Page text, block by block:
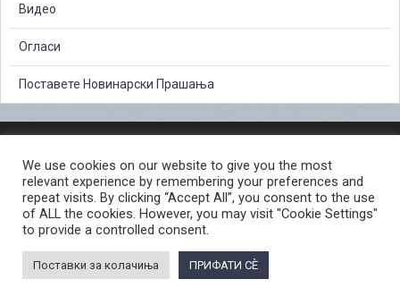
Видео
Огласи
Поставете Новинарски Прашања
СЛОБОДЕН ПРИСТАП ДО ИНФОРМАЦИИ ОД ЈАВЕН КАРАКТЕР
ПОСТАПКА ЗА ПРИЈАВА НА КРИВИЧНО ДЕЛО
КОРИСНИ ЛИНКОВИ
ПОЛИТИКА ЗА ПРИВАТНОСТ ВЕБ СТРАНИЦА
© 2026 ЈАВНО ОБВИНИТЕЛСТВО НА РЕПУБЛИКА СЕВЕРНА МАКЕДОНИЈА •
We use cookies on our website to give you the most
relevant experience by remembering your preferences and
repeat visits. By clicking “Accept All”, you consent to the use
of ALL the cookies. However, you may visit "Cookie Settings"
to provide a controlled consent.
Поставки за колачиња ПРИФАТИ СÈ